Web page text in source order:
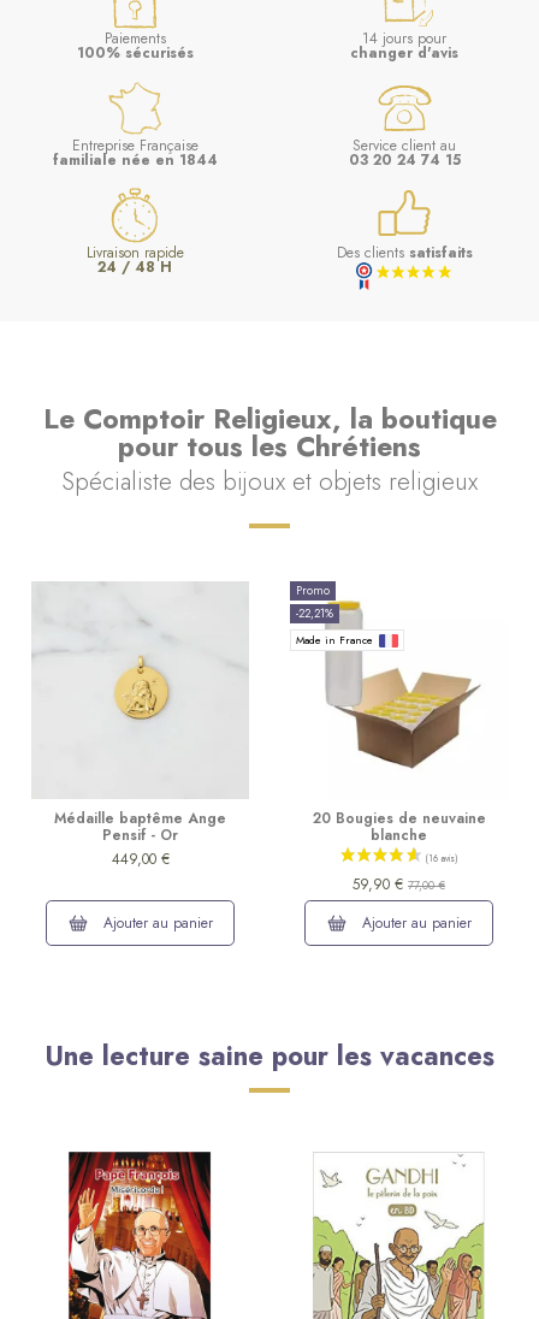
Paiements
100% sécurisés
14 jours pour
changer d'avis
Entreprise Française
familiale née en 1844
Service client au
03 20 24 74 15
Livraison rapide
24 / 48 H
Des clientssatisfaits
Le Comptoir Religieux, la boutique
pour tous les Chrétiens
Spécialiste des bijoux et objets religieux
Médaille baptême Ange
Pensif - Or
449,00 €
Ajouter au panier
Promo
-22,21%
Made in France
20 Bougies de neuvaine
blanche
59,90 € 77,00 €
Ajouter au panier
Une lecture saine pour les vacances